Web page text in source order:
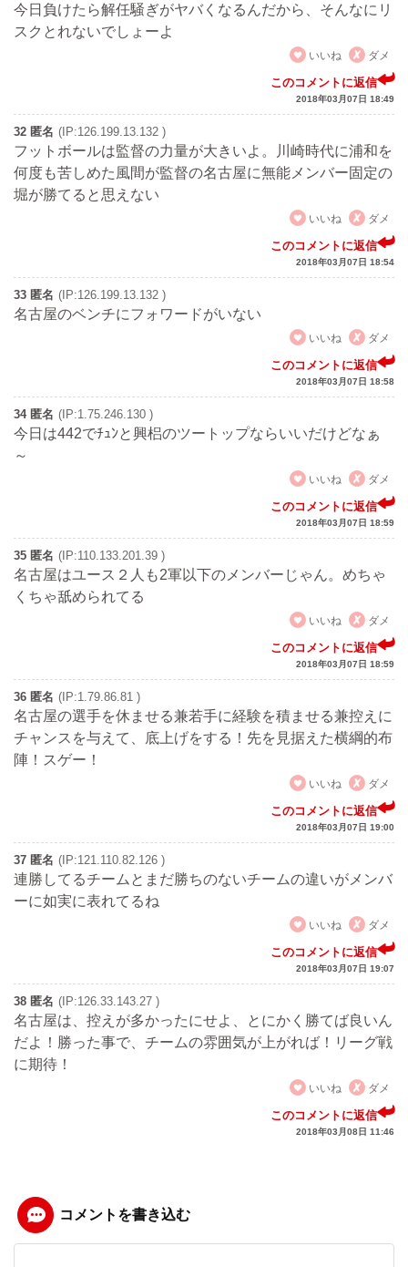
今日負けたら解任騒ぎがヤバくなるんだから、そんなにリ
スクとれないでしょーよ
いいね
ダメ
このコメントに返信
2018年03月07日 18:49
32 匿名 (IP:126.199.13.132 )
フットボールは監督の力量が大きいよ。川崎時代に浦和を
何度も苦しめた風間が監督の名古屋に無能メンバー固定の
堀が勝てると思えない
いいね
ダメ
このコメントに返信
2018年03月07日 18:54
33 匿名 (IP:126.199.13.132 )
名古屋のベンチにフォワードがいない
いいね
ダメ
このコメントに返信
2018年03月07日 18:58
34 匿名 (IP:1.75.246.130 )
今日は442でﾁｭﾝと興梠のツートップならいいだけどなぁ
～
いいね
ダメ
このコメントに返信
2018年03月07日 18:59
35 匿名 (IP:110.133.201.39 )
名古屋はユース２人も2軍以下のメンバーじゃん。めちゃ
くちゃ舐められてる
いいね
ダメ
このコメントに返信
2018年03月07日 18:59
36 匿名 (IP:1.79.86.81 )
名古屋の選手を休ませる兼若手に経験を積ませる兼控えに
チャンスを与えて、底上げをする！先を見据えた横綱的布
陣！スゲー！
いいね
ダメ
このコメントに返信
2018年03月07日 19:00
37 匿名 (IP:121.110.82.126 )
連勝してるチームとまだ勝ちのないチームの違いがメンバ
ーに如実に表れてるね
いいね
ダメ
このコメントに返信
2018年03月07日 19:07
38 匿名 (IP:126.33.143.27 )
名古屋は、控えが多かったにせよ、とにかく勝てば良いん
だよ！勝った事で、チームの雰囲気が上がれば！リーグ戦
に期待！
いいね
ダメ
このコメントに返信
2018年03月08日 11:46
コメントを書き込む